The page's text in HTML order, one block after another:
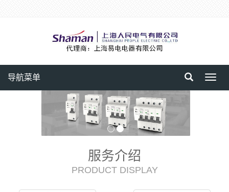
导航菜单
服务介绍
PRODUCT DISPLAY